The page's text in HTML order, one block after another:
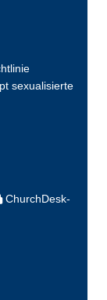
sexualisierte
ChurchDesk-